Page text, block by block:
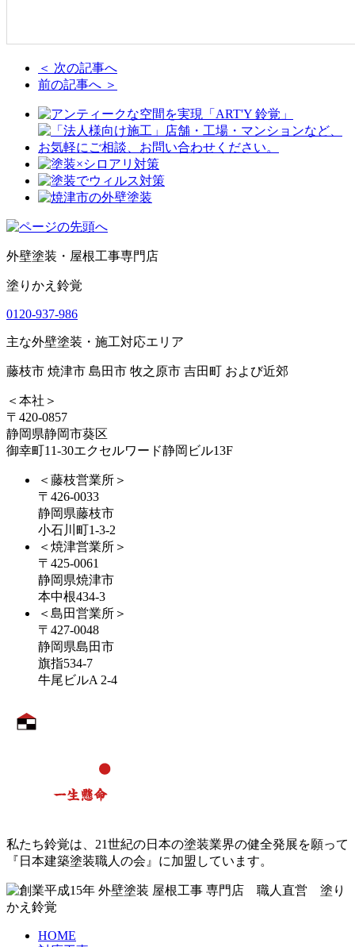
＜ 次の記事へ
前の記事へ ＞
外壁塗装・屋根工事専門店
塗りかえ鈴覚
0120-937-986
主な外壁塗装・施工対応エリア
藤枝市 焼津市 島田市 牧之原市 吉田町 および近郊
＜本社＞
〒420-0857
静岡県静岡市葵区
御幸町11-30エクセルワード静岡ビル13F
＜藤枝営業所＞
〒426-0033
静岡県藤枝市
小石川町1-3-2
＜焼津営業所＞
〒425-0061
静岡県焼津市
本中根434-3
＜島田営業所＞
〒427-0048
静岡県島田市
旗指534-7
牛尾ビルA 2-4
私たち鈴覚は、21世紀の日本の塗装業界の健全発展を願って
『日本建築塗装職人の会』に加盟しています。
HOME